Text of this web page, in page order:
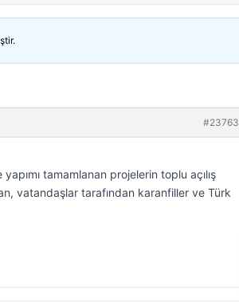
#23763
tamamlanan projelerin toplu açılış
vatandaşlar tarafından karanfiller ve Türk